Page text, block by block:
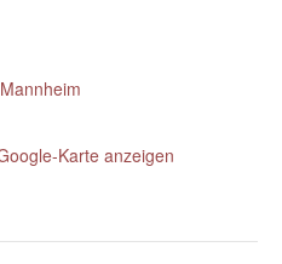
Karte anzeigen